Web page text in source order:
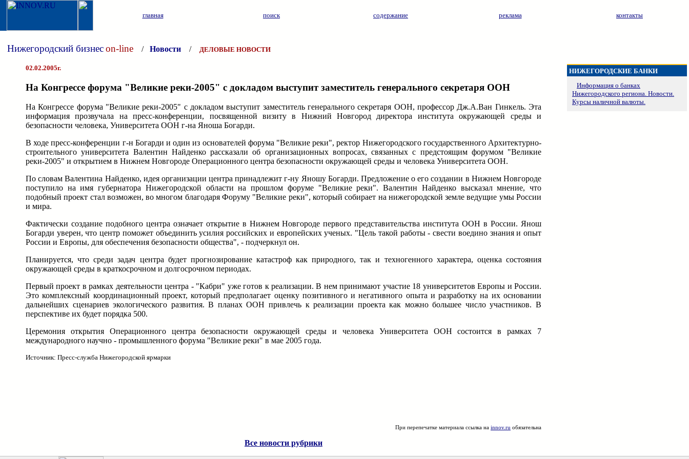
главная поиск содержание реклама контакты
Нижегородский бизнесon-line / Новости / ДЕЛОВЫЕ НОВОСТИ
02.02.2005г.
На Конгрессе форума "Великие реки-2005" с докладом выступит заместитель генерального секретаря ООН
На Конгрессе форума "Великие реки-2005" с докладом выступит заместитель генерального секретаря ООН, профессор Дж.А.Ван Гинкель. Эта
информация прозвучала на пресс-конференции, посвященной визиту в Нижний Новгород директора института окружающей среды и
безопасности человека, Университета ООН г-на Яноша Богарди.
В ходе пресс-конференции г-н Богарди и один из основателей форума "Великие реки", ректор Нижегородского государственного Архитектурно-
строительного университета Валентин Найденко рассказали об организационных вопросах, связанных с предстоящим форумом "Великие
реки-2005" и открытием в Нижнем Новгороде Операционного центра безопасности окружающей среды и человека Университета ООН.
По словам Валентина Найденко, идея организации центра принадлежит г-ну Яношу Богарди. Предложение о его создании в Нижнем Новгороде
поступило на имя губернатора Нижегородской области на прошлом форуме "Великие реки". Валентин Найденко высказал мнение, что
подобный проект стал возможен, во многом благодаря Форуму "Великие реки", который собирает на нижегородской земле ведущие умы России
и мира.
Фактически создание подобного центра означает открытие в Нижнем Новгороде первого представительства института ООН в России. Янош
Богарди уверен, что центр поможет объединить усилия российских и европейских ученых. "Цель такой работы - свести воедино знания и опыт
России и Европы, для обеспечения безопасности общества", - подчеркнул он.
Планируется, что среди задач центра будет прогнозирование катастроф как природного, так и техногенного характера, оценка состояния
окружающей среды в краткосрочном и долгосрочном периодах.
Первый проект в рамках деятельности центра - "Кабри" уже готов к реализации. В нем принимают участие 18 университетов Европы и России.
Это комплексный координационный проект, который предполагает оценку позитивного и негативного опыта и разработку на их основании
дальнейших сценариев экологического развития. В планах ООН привлечь к реализации проекта как можно большее число участников. В
перспективе их будет порядка 500.
Церемония открытия Операционного центра безопасности окружающей среды и человека Университета ООН состоится в рамках 7
международного научно - промышленного форума "Великие реки" в мае 2005 года.
Источник: Пресс-служба Нижегородской ярмарки
При перепечатке материала ссылка на innov.ru обязательна
Все новости рубрики
НИЖЕГОРОДСКИЕ БАНКИ
Информация о банках
Нижегородского региона. Новости.
Курсы наличной валюты.